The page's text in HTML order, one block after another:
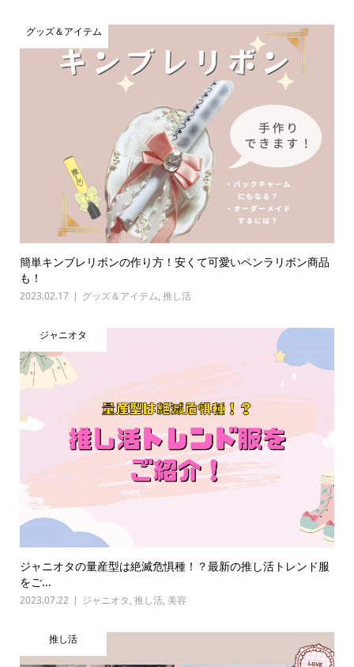
グッズ＆アイテム
簡単キンブレリボンの作り方！安くて可愛いペンラリボン商品
も！
2023.02.17 グッズ＆アイテム, 推し活
ジャニオタ
ジャニオタの量産型は絶滅危惧種！？最新の推し活トレンド服
をご...
2023.07.22 ジャニオタ, 推し活, 美容
推し活